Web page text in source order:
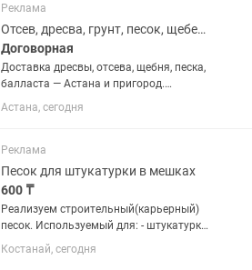
Осуществляем доставку на а.м. ЗИЛ
от3.0 до 6.0...
Реклама
Отсев, дресва, грунт, песок, щебень, балласт
Договорная
Доставка дресвы, отсева, щебня, песка,
балласта — Астана и пригород.
Поставляем строительные материалы
по городу и в близлежащие районы.
организациями. Быстро, надёжно,...
Астана, сегодня
Реклама
Песок для штукатурки в мешках
600 ₸
Реализуем строительный(карьерный)
песок. Используемый для: - штукатурки
стен ; - кладки кирпича ; - кладки печей,
тандыров и др. В наличии всегда есть
Костанай, сегодня